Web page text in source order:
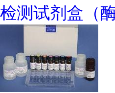
检测试剂盒（